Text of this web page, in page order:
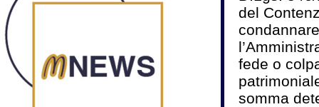
del
fede o
somma